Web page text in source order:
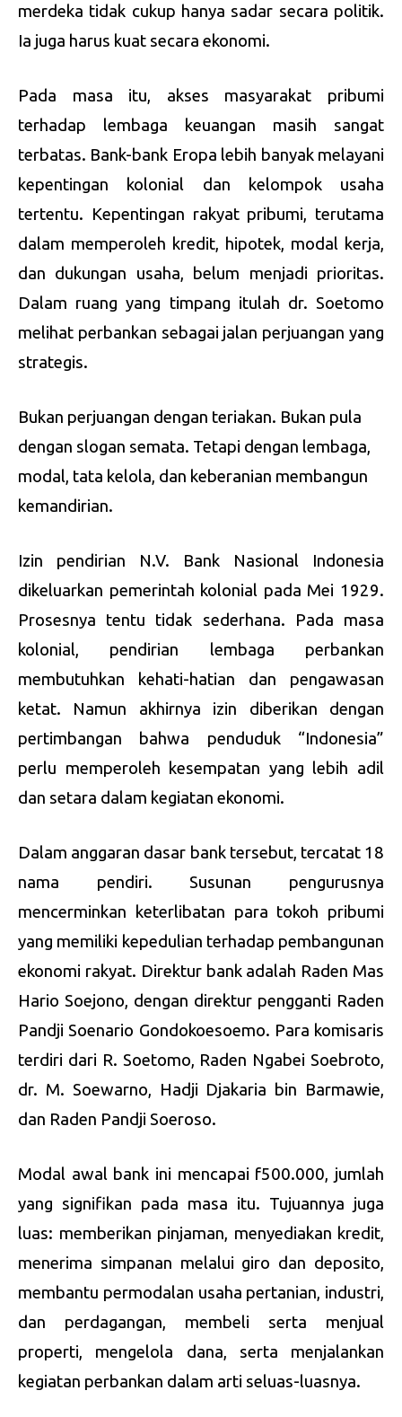
merdeka tidak cukup hanya sadar secara politik.
Ia juga harus kuat secara ekonomi.
Pada masa itu, akses masyarakat pribumi
terhadap lembaga keuangan masih sangat
terbatas. Bank-bank Eropa lebih banyak melayani
kepentingan kolonial dan kelompok usaha
tertentu. Kepentingan rakyat pribumi, terutama
dalam memperoleh kredit, hipotek, modal kerja,
dan dukungan usaha, belum menjadi prioritas.
Dalam ruang yang timpang itulah dr. Soetomo
melihat perbankan sebagai jalan perjuangan yang
strategis.
Bukan perjuangan dengan teriakan. Bukan pula
dengan slogan semata. Tetapi dengan lembaga,
modal, tata kelola, dan keberanian membangun
kemandirian.
Izin pendirian N.V. Bank Nasional Indonesia
dikeluarkan pemerintah kolonial pada Mei 1929.
Prosesnya tentu tidak sederhana. Pada masa
kolonial, pendirian lembaga perbankan
membutuhkan kehati-hatian dan pengawasan
ketat. Namun akhirnya izin diberikan dengan
pertimbangan bahwa penduduk “Indonesia”
perlu memperoleh kesempatan yang lebih adil
dan setara dalam kegiatan ekonomi.
Dalam anggaran dasar bank tersebut, tercatat 18
nama pendiri. Susunan pengurusnya
mencerminkan keterlibatan para tokoh pribumi
yang memiliki kepedulian terhadap pembangunan
ekonomi rakyat. Direktur bank adalah Raden Mas
Hario Soejono, dengan direktur pengganti Raden
Pandji Soenario Gondokoesoemo. Para komisaris
terdiri dari R. Soetomo, Raden Ngabei Soebroto,
dr. M. Soewarno, Hadji Djakaria bin Barmawie,
dan Raden Pandji Soeroso.
Modal awal bank ini mencapai f500.000, jumlah
yang signifikan pada masa itu. Tujuannya juga
luas: memberikan pinjaman, menyediakan kredit,
menerima simpanan melalui giro dan deposito,
membantu permodalan usaha pertanian, industri,
dan perdagangan, membeli serta menjual
properti, mengelola dana, serta menjalankan
kegiatan perbankan dalam arti seluas-luasnya.